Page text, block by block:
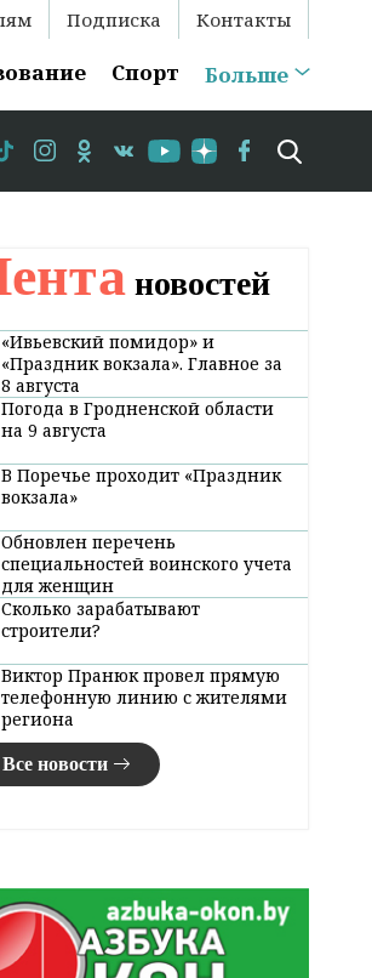
Подписка Контакты
Спорт Больше
временно закрывается
новостей
«Ивьевский помидор» и
«Праздник вокзала». Главное за
8 августа
Погода в Гродненской области
на 9 августа
В Поречье проходит «Праздник
вокзала»
Обновлен перечень
специальностей воинского учета
для женщин
Сколько зарабатывают
строители?
Виктор Пранюк провел прямую
телефонную линию с жителями
региона
Все новости